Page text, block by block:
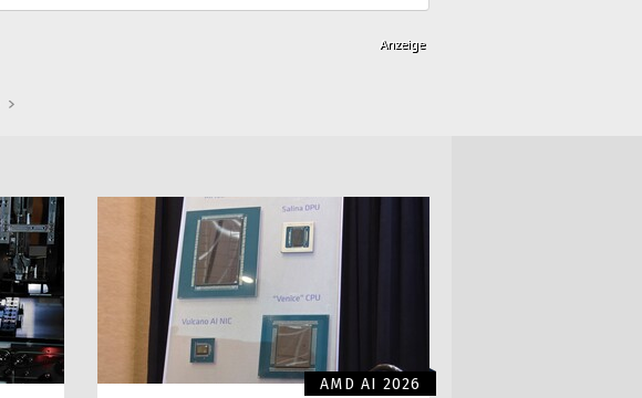
AMD AI 2026